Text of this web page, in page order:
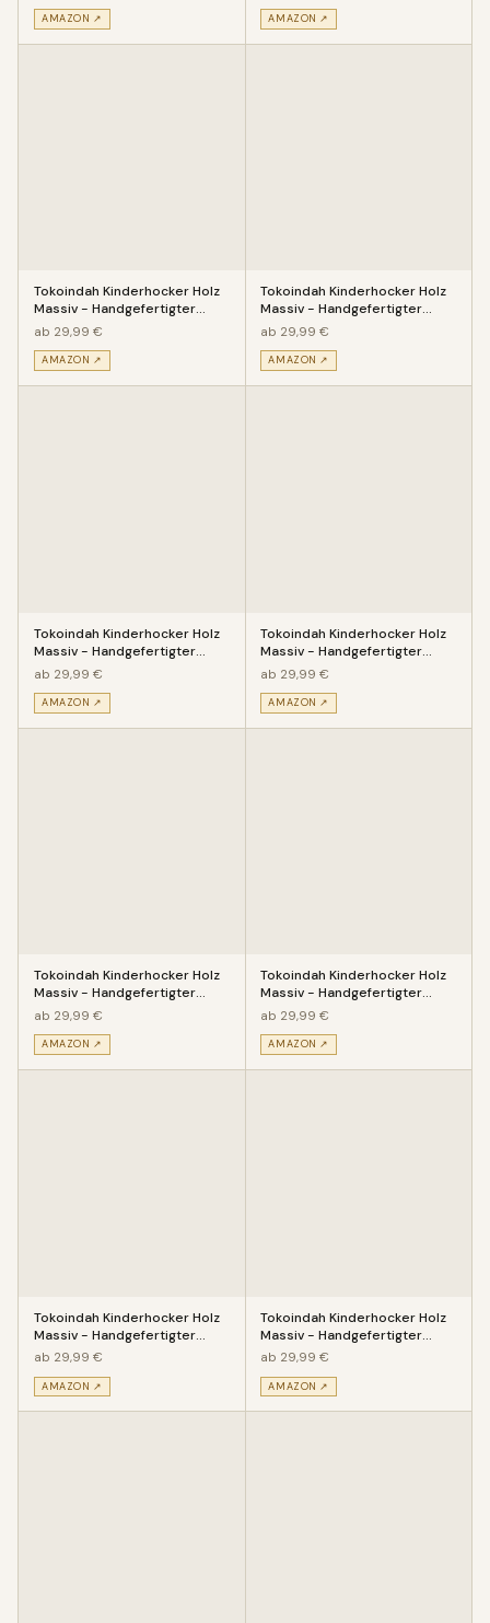
AMAZON ↗ AMAZON ↗
Tokoindah Kinderhocker Holz
Massiv - Handgefertigter
Kinderstuhl mit eingeschitz
ab 29,99 €
AMAZON ↗
Tokoindah Kinderhocker Holz
Massiv - Handgefertigter
Kinderstuhl mit eingeschitz
ab 29,99 €
AMAZON ↗
Tokoindah Kinderhocker Holz
Massiv - Handgefertigter
Kinderstuhl mit eingeschitz
ab 29,99 €
AMAZON ↗
Tokoindah Kinderhocker Holz
Massiv - Handgefertigter
Kinderstuhl mit eingeschitz
ab 29,99 €
AMAZON ↗
Tokoindah Kinderhocker Holz
Massiv - Handgefertigter
Kinderstuhl mit eingeschitz
ab 29,99 €
AMAZON ↗
Tokoindah Kinderhocker Holz
Massiv - Handgefertigter
Kinderstuhl mit eingeschitz
ab 29,99 €
AMAZON ↗
Tokoindah Kinderhocker Holz
Massiv - Handgefertigter
Kinderstuhl mit eingeschitz
ab 29,99 €
AMAZON ↗
Tokoindah Kinderhocker Holz
Massiv - Handgefertigter
Kinderstuhl mit eingeschitz
ab 29,99 €
AMAZON ↗